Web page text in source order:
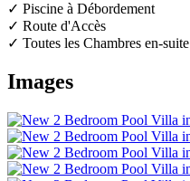
✓ Piscine à Débordement
✓ Route d'Accès
✓ Toutes les Chambres en-suite
Images